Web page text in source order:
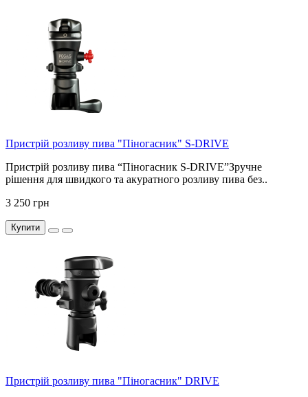
Пристрій розливу пива "Піногасник" S-DRIVE
Пристрій розливу пива “Піногасник S-DRIVE”Зручне
рішення для швидкого та акуратного розливу пива без..
3 250 грн
Купити
Пристрій розливу пива "Піногасник" DRIVE